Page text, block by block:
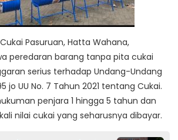
Pasuruan, Hatta Wahana,
peredaran barang tanpa pita cukai
serius terhadap Undang-Undang
jo UU No. 7 Tahun 2021 tentang Cukai.
penjara 1 hingga 5 tahun dan
nilai cukai yang seharusnya dibayar.